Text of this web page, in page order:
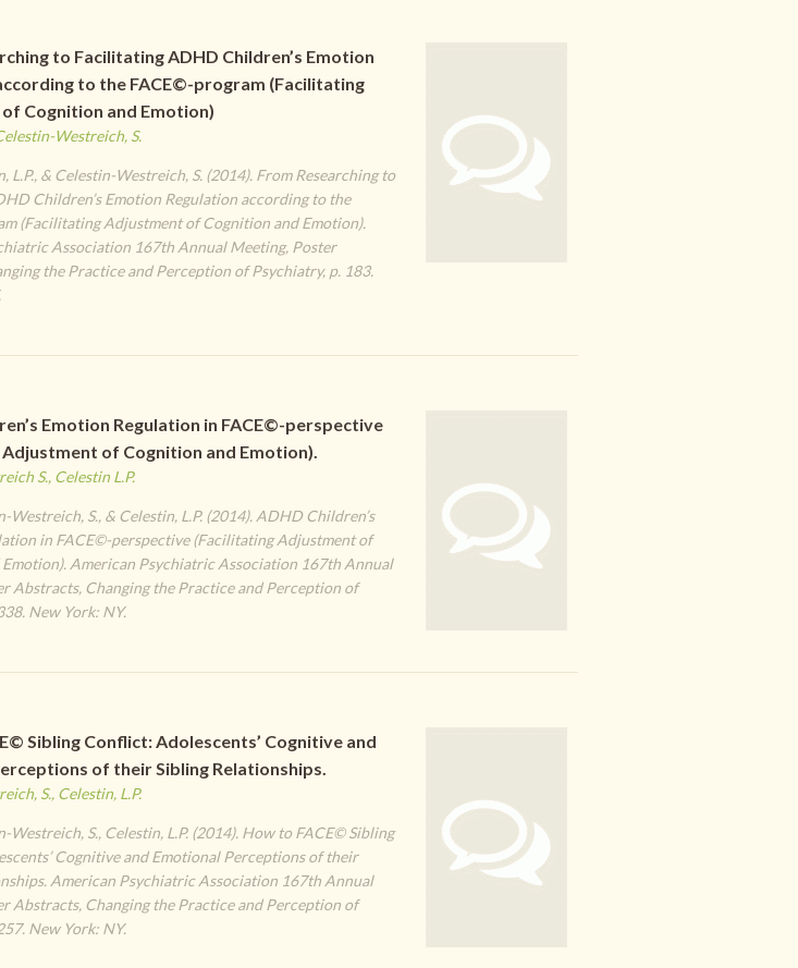
to Facilitating ADHD Children’s Emotion
to the FACE©-program (Facilitating
Cognition and Emotion)
Westreich, S.
L.P., & Celestin-Westreich, S. (2014). From Researching to
Children’s Emotion Regulation according to the
(Facilitating Adjustment of Cognition and Emotion).
Association 167th Annual Meeting, Poster
the Practice and Perception of Psychiatry, p. 183.
Emotion Regulation in FACE©-perspective
of Cognition and Emotion).
S., Celestin L.P.
Westreich, S., & Celestin, L.P. (2014). ADHD Children’s
in FACE©-perspective (Facilitating Adjustment of
American Psychiatric Association 167th Annual
Abstracts, Changing the Practice and Perception of
New York: NY.
Sibling Conflict: Adolescents’ Cognitive and
of their Sibling Relationships.
S., Celestin, L.P.
Westreich, S., Celestin, L.P. (2014). How to FACE© Sibling
Cognitive and Emotional Perceptions of their
American Psychiatric Association 167th Annual
Abstracts, Changing the Practice and Perception of
New York: NY.